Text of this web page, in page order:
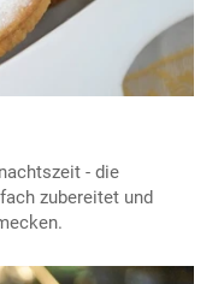
- die
zubereitet und